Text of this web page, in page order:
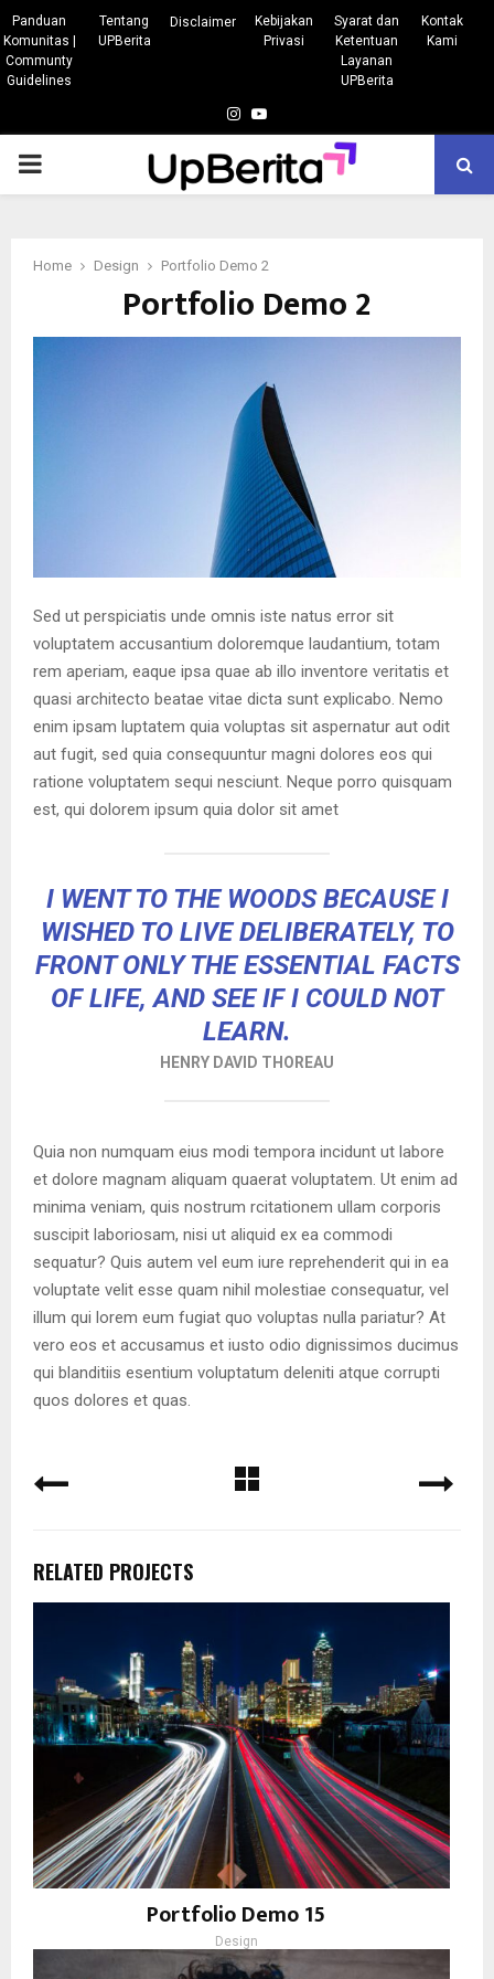
Panduan
Komunitas |
Communty
Guidelines
Tentang
UPBerita
Disclaimer
Kebijakan
Privasi
Syarat dan
Ketentuan
Layanan
UPBerita
Kontak
Kami
Instagram
Youtube
PRIMARY
Home Design Portfolio Demo 2
Portfolio Demo 2
Sed ut perspiciatis unde omnis iste natus error sit
voluptatem accusantium doloremque laudantium, totam
rem aperiam, eaque ipsa quae ab illo inventore veritatis et
quasi architecto beatae vitae dicta sunt explicabo. Nemo
enim ipsam luptatem quia voluptas sit aspernatur aut odit
aut fugit, sed quia consequuntur magni dolores eos qui
ratione voluptatem sequi nesciunt. Neque porro quisquam
est, qui dolorem ipsum quia dolor sit amet
I WENT TO THE WOODS BECAUSE I
WISHED TO LIVE DELIBERATELY, TO
FRONT ONLY THE ESSENTIAL FACTS
OF LIFE, AND SEE IF I COULD NOT
LEARN.
HENRY DAVID THOREAU
Quia non numquam eius modi tempora incidunt ut labore
et dolore magnam aliquam quaerat voluptatem. Ut enim ad
minima veniam, quis nostrum rcitationem ullam corporis
suscipit laboriosam, nisi ut aliquid ex ea commodi
sequatur? Quis autem vel eum iure reprehenderit qui in ea
voluptate velit esse quam nihil molestiae consequatur, vel
illum qui lorem eum fugiat quo voluptas nulla pariatur? At
vero eos et accusamus et iusto odio dignissimos ducimus
qui blanditiis esentium voluptatum deleniti atque corrupti
quos dolores et quas.
RELATED PROJECTS
Portfolio Demo 15
Design